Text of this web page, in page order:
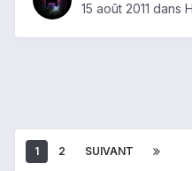
15 août 2011 dans
1 2 SUIVANT